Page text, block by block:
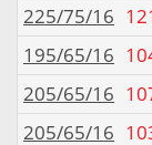
225/75/16
195/65/16
205/65/16
205/65/16